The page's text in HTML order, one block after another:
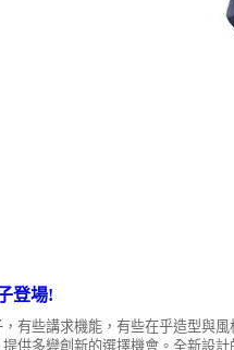
登場!
有些講求機能，有些在乎造型與
供多變創新的選擇機會。全新設